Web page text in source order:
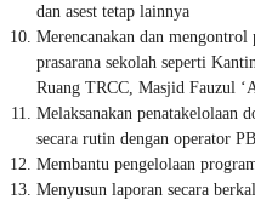
dan asest tetap lainnya
Merencanakan dan mengontrol
prasarana sekolah seperti
Ruang TRCC, Masjid Fauzul
Melaksanakan penatakelolaan
secara rutin dengan operator
Membantu pengelolaan
Menyusun laporan secara